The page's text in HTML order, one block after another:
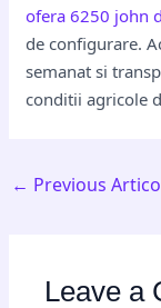
ofera 6250 john
de configurare.
semanat si
conditii agricole
← Previous
Leave a